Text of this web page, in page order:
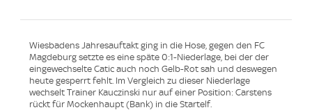
Wiesbadens Jahresauftakt ging in die Hose, gegen den FC
Magdeburg setzte es eine späte 0:1-Niederlage, bei der der
eingewechselte Catic auch noch Gelb-Rot sah und deswegen
heute gesperrt fehlt. Im Vergleich zu dieser Niederlage
wechselt Trainer Kauczinski nur auf einer Position: Carstens
rückt für Mockenhaupt (Bank) in die Startelf.